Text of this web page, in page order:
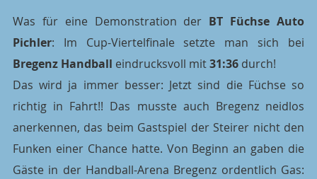
Was für eine Demonstration der BT Füchse Auto
Pichler
Bregenz Handball eindrucksvoll mit 31:36 durch!
Das wird ja immer besser: Jetzt sind die Füchse so
richtig in Fahrt!! Das musste auch Bregenz neidlos
anerkennen, das beim Gastspiel der Steirer nicht den
Funken einer Chance hatte. Von Beginn an gaben die
Gäste in der Handball-Arena Bregenz ordentlich Gas: